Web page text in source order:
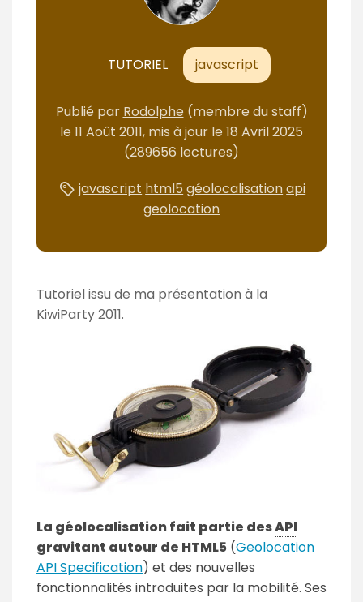
TUTORIEL javascript
Publié par Rodolphe (membre du staff)
le11 Août 2011, mis à jour le18 Avril 2025
(289656 lectures)
javascript html5 géolocalisationapi
geolocation
Tutoriel issu de ma présentation à la
KiwiParty 2011.
La géolocalisation fait partie desAPI
gravitant autour de HTML5 (Geolocation
API Specification) et des nouvelles
fonctionnalités introduites par la mobilité. Ses